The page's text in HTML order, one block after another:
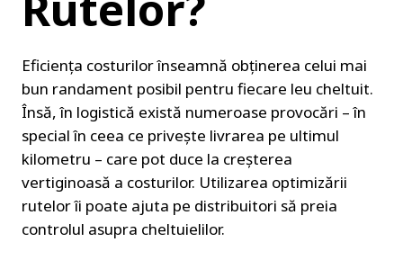
Eficiența costurilor înseamnă obținerea celui mai
bun randament posibil pentru fiecare leu cheltuit.
Însă, în logistică există numeroase provocări – în
special în ceea ce privește livrarea pe ultimul
kilometru – care pot duce la creșterea
vertiginoasă a costurilor. Utilizarea optimizării
rutelor îi poate ajuta pe distribuitori să preia
controlul asupra cheltuielilor.